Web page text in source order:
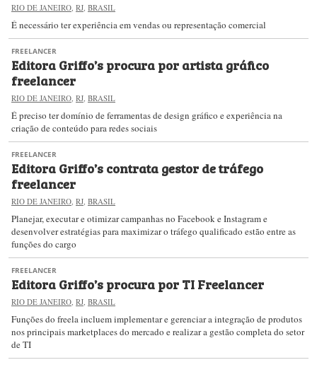
RIO DE JANEIRO, RJ, BRASIL
É necessário ter experiência em vendas ou representação comercial
FREELANCER
Editora Griffo’s procura por artista gráfico
freelancer
RIO DE JANEIRO, RJ, BRASIL
É preciso ter domínio de ferramentas de design gráfico e experiência na
criação de conteúdo para redes sociais
FREELANCER
Editora Griffo’s contrata gestor de tráfego
freelancer
RIO DE JANEIRO, RJ, BRASIL
Planejar, executar e otimizar campanhas no Facebook e Instagram e
desenvolver estratégias para maximizar o tráfego qualificado estão entre as
funções do cargo
FREELANCER
Editora Griffo’s procura por TI Freelancer
RIO DE JANEIRO, RJ, BRASIL
Funções do freela incluem implementar e gerenciar a integração de produtos
nos principais marketplaces do mercado e realizar a gestão completa do setor
de TI